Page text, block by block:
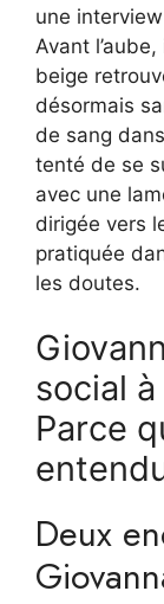
une
Avant
beige
désormais
de sang
tenté de se
avec une
dirigée vers
pratiquée
les doutes.
social
Parce
Deux